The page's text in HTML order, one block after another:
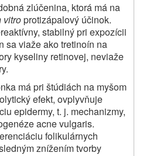
zlúčenina, ktorá má na
vitroprotizápalový účinok.
stabilný pri expozícii
sa viaže ako tretinoín na
kyseliny retinovej, neviaže
má pri štúdiách na myšom
efekt, ovplyvňuje
epidermy, t. j. mechanizmy,
acne vulgaris.
folikulárnych
znížením tvorby